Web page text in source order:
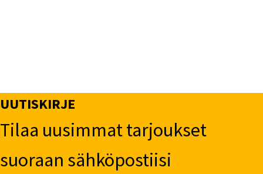
UUTISKIRJE
Tilaa uusimmat tarjoukset
suoraan sähköpostiisi